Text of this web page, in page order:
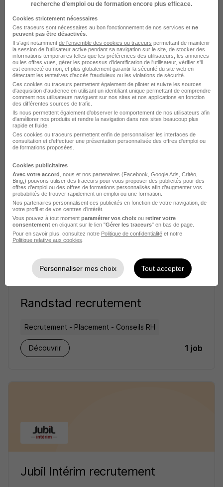
Trident TT recrutement
Découvrir 1 job
Randstad recrutement
Recrutement - Placement - Conseils RH
Découvrir 1 job
Jubil Intérim recrutement
recherche d’emploi ou de formation encore plus efficace.
Cookies strictement nécessaires
Ces traceurs sont nécessaires au bon fonctionnement de nos services et ne
peuvent pas être désactivés
Il s'agit notamment de l'ensemble des cookies ou traceurs permettant de maintenir
la session de l'utilisateur active pendant sa navigation sur le site, de stocker des
informations temporaires telles que les préférences des utilisateurs, les annonces
ou les offres vues, gérer les processus d'identification de l'utilisateur, vérifier s'il
est connecté ou non, et plus globalement garantir la sécurité du site web en
détectant les tentatives d'accès frauduleux ou les violations de sécurité.
Ces cookies ou traceurs permettent également de piloter et suivre les sources
d'acquisition d'audience en utilisant un identifiant unique permettant de comprendre
comment nos utilisateurs naviguent sur nos sites et nos applications en fonction
des différentes sources de trafic.
Ils nous permettent également d’observer le comportement de nos utilisateurs afin
d'améliorer nos produits et rendre la navigation dans nos sites beaucoup plus
rapide et fluide.
Ces cookies ou traceurs permettent enfin de personnaliser les interfaces de
consultation et d'effectuer une présentation personnalisée des offres d'emploi ou
de formations proposées.
Cookies publicitaires
Avec votre accord , nous et nos partenaires (Facebook, Google Ads , Critéo,
Bing,) pouvons utiliser des traceurs pour vous proposer des publicités pour des
offres d’emploi ou des offres de formations personnalisés afin d’augmenter vos
probabilités de trouver rapidement un emploi ou une formation.
Nos partenaires personnalisent ces publicités en fonction de votre navigation, de
votre profil et de vos centres d’intérêt.
Vous pouvez à tout moment paramétrer vos choix ou retirer votre
consentement en cliquant sur le lien "Gérer les traceurs" en bas de page.
Pour en savoir plus, consultez notre Politique de confidentialité et notre
Politique relative aux cookies
Personnaliser mes choix Tout accepter